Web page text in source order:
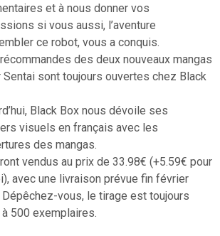
et à nous donner vos
si vous aussi, l’aventure
ce robot, vous a conquis.
des deux nouveaux mangas
Sentai sont toujours ouvertes chez Black
Black Box nous dévoile ses
visuels en français avec les
des mangas.
vendus au prix de 33.98€ (+5.59€ pour
avec une livraison prévue fin février
Dépêchez-vous, le tirage est toujours
500 exemplaires.